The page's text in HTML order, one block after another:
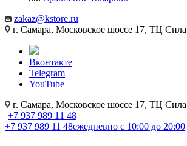
zakaz@kstore.ru
г. Самара, Московское шоссе 17, ТЦ Сила
Вконтакте
Telegram
YouTube
г. Самара, Московское шоссе 17, ТЦ Сила
+7 937 989 11 48
+7 937 989 11 48ежедневно с 10:00 до 20:00